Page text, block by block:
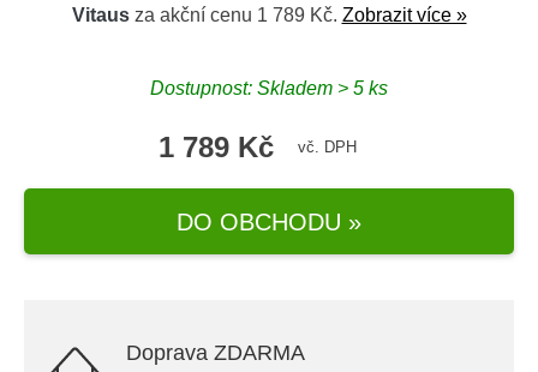
Vitausza akční cenu 1 789 Kč. Zobrazit více »
Dostupnost: Skladem > 5 ks
1 789 Kč vč. DPH
DO OBCHODU »
Doprava ZDARMA